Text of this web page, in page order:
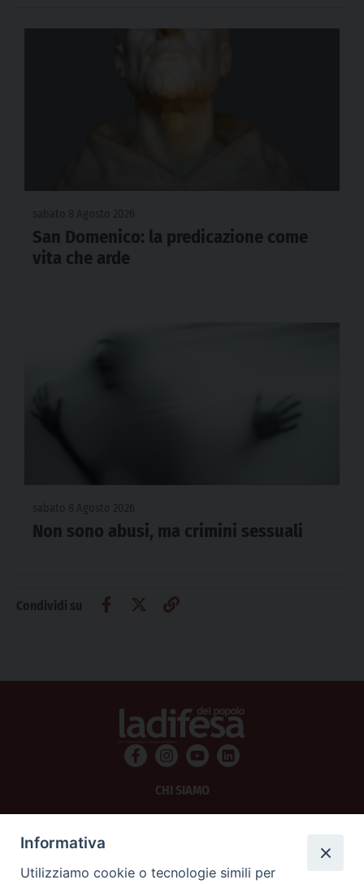
San Domenico: la predicazione come
vita che arde
Non sono abusi, ma crimini sessuali
Condividi su
CHI SIAMO
Informativa
Utilizziamo cookie o tecnologie simili per